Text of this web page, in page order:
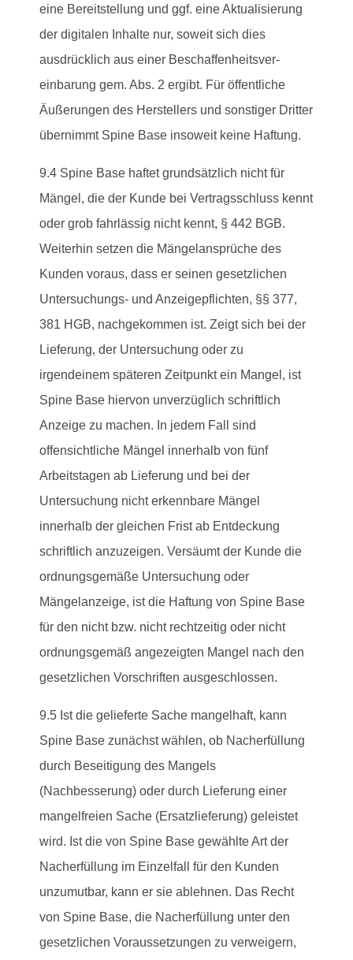
eine Bereitstellung und ggf. eine Aktualisierung
der digitalen Inhalte nur, soweit sich dies
ausdrücklich aus einer Beschaffenheitsver-
einbarung gem. Abs. 2 ergibt. Für öffentliche
Äußerungen des Herstellers und sonstiger Dritter
übernimmt Spine Base insoweit keine Haftung.
9.4 Spine Base haftet grundsätzlich nicht für
Mängel, die der Kunde bei Vertragsschluss kennt
oder grob fahrlässig nicht kennt, § 442 BGB.
Weiterhin setzen die Mängelansprüche des
Kunden voraus, dass er seinen gesetzlichen
Untersuchungs- und Anzeigepflichten, §§ 377,
381 HGB, nachgekommen ist. Zeigt sich bei der
Lieferung, der Untersuchung oder zu
irgendeinem späteren Zeitpunkt ein Mangel, ist
Spine Base hiervon unverzüglich schriftlich
Anzeige zu machen. In jedem Fall sind
offensichtliche Mängel innerhalb von fünf
Arbeitstagen ab Lieferung und bei der
Untersuchung nicht erkennbare Mängel
innerhalb der gleichen Frist ab Entdeckung
schriftlich anzuzeigen. Versäumt der Kunde die
ordnungsgemäße Untersuchung oder
Mängelanzeige, ist die Haftung von Spine Base
für den nicht bzw. nicht rechtzeitig oder nicht
ordnungsgemäß angezeigten Mangel nach den
gesetzlichen Vorschriften ausgeschlossen.
9.5 Ist die gelieferte Sache mangelhaft, kann
Spine Base zunächst wählen, ob Nacherfüllung
durch Beseitigung des Mangels
(Nachbesserung) oder durch Lieferung einer
mangelfreien Sache (Ersatzlieferung) geleistet
wird. Ist die von Spine Base gewählte Art der
Nacherfüllung im Einzelfall für den Kunden
unzumutbar, kann er sie ablehnen. Das Recht
von Spine Base, die Nacherfüllung unter den
gesetzlichen Voraussetzungen zu verweigern,